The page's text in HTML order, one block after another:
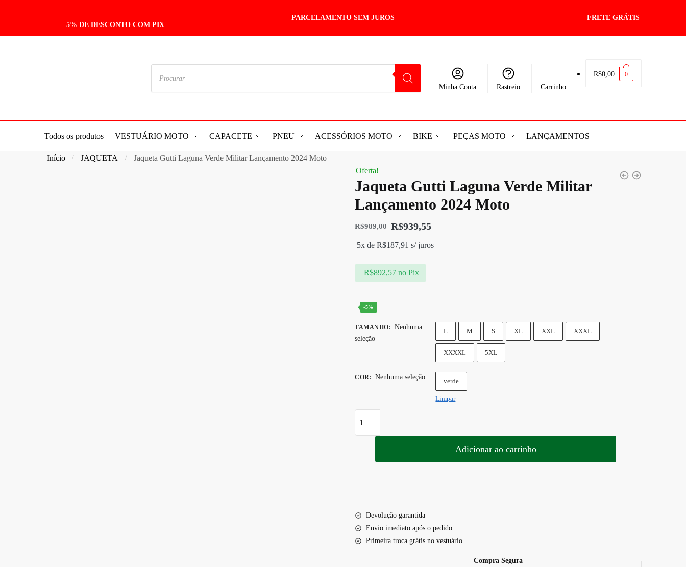
5% DE DESCONTO COM PIX
PARCELAMENTO SEM JUROS FRETE GRÁTIS
Pesquisar
produtos
Minha Conta Rastreio Carrinho
R$0,00 0
Todos os produtos VESTUÁRIO MOTO CAPACETE PNEU ACESSÓRIOS MOTO BIKE PEÇAS MOTO LANÇAMENTOS
Início / JAQUETA /
Jaqueta Gutti Laguna Verde Militar Lançamento 2024 Moto
Oferta!
Jaqueta Gutti Laguna Verde Militar
Lançamento 2024 Moto
R$989,00
preço
original
era:
R$939,55
preço
atual
é:
5x deR$187,91 s/ juros
R$892,57 no Pix
-5%
TAMANHO: Nenhuma
seleção
L M S XL XXL XXXL
XXXXL 5XL
COR: Nenhuma seleção
verde
Limpar
Gutti
quantidade
Adicionar ao carrinho
Devolução garantida
Envio imediato após o pedido
Primeira troca grátis no vestuário
Compra Segura